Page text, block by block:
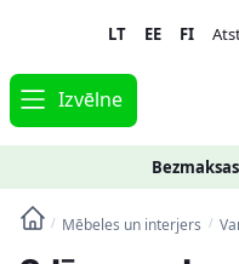
navigation
content
LT EE FI
Izvēlne
/ Mēbeles un interjers /